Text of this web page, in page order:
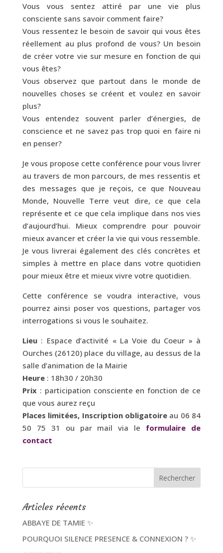
Vous vous sentez attiré par une vie plus
consciente sans savoir comment faire?
Vous ressentez le besoin de savoir qui vous êtes
réellement au plus profond de vous? Un besoin
de créer votre vie sur mesure en fonction de qui
vous êtes?
Vous observez que partout dans le monde de
nouvelles choses se créent et voulez en savoir
plus?
Vous entendez souvent parler d’énergies, de
conscience et ne savez pas trop quoi en faire ni
en penser?
Je vous propose cette conférence pour vous livrer
au travers de mon parcours, de mes ressentis et
des messages que je reçois, ce que Nouveau
Monde, Nouvelle Terre veut dire, ce que cela
représente et ce que cela implique dans nos vies
d’aujourd’hui. Mieux comprendre pour pouvoir
mieux avancer et créer la vie qui vous ressemble.
Je vous livrerai également des clés concrètes et
simples à mettre en place dans votre quotidien
pour mieux être et mieux vivre votre quotidien.
Cette conférence se voudra interactive, vous
pourrez ainsi poser vos questions, partager vos
interrogations si vous le souhaitez.
Lieu: Espace d’activité « La Voie du Coeur » à
Ourches (26120) place du village, au dessus de la
salle d’animation de la Mairie
Heure: 18h30 / 20h30
Prix: participation consciente en fonction de ce
que vous aurez reçu
Places limitées, Inscription obligatoire au 06 84
50 75 31 ou par mail via le formulaire de
contact
Articles récents
ABBAYE DE TAMIE ✨
POURQUOI SILENCE PRESENCE & CONNEXION ? ✨